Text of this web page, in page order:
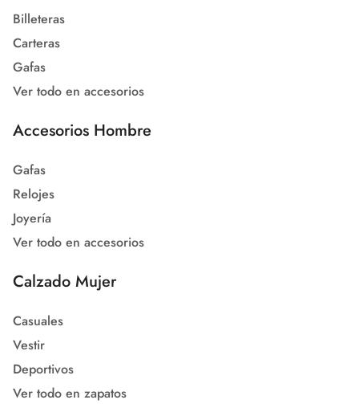
Billeteras
Carteras
Gafas
Ver todo en accesorios
Accesorios Hombre
Gafas
Relojes
Joyería
Ver todo en accesorios
Calzado Mujer
Casuales
Vestir
Deportivos
Ver todo en zapatos